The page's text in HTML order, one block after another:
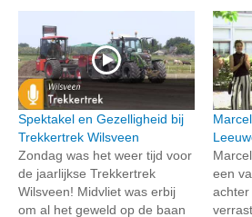
Spektakel en Gezelligheid bij
Trekkertrek Wilsveen
Zondag was het weer tijd voor
de jaarlijkse Trekkertrek
Wilsveen! Midvliet was erbij
om al het geweld op de baan
een
achter